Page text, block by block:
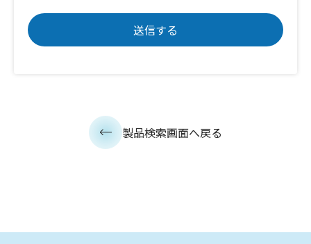
製品検索画面へ戻る